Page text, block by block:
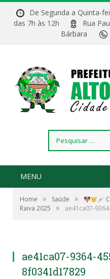
De Segunda a Quinta-
das 7h às 12h
Rua
Bárbara
por:
MENU
Home » Saúde »
Raiva 2025
» ae41ca07-
ae41ca07-9364-
8f0341d17829